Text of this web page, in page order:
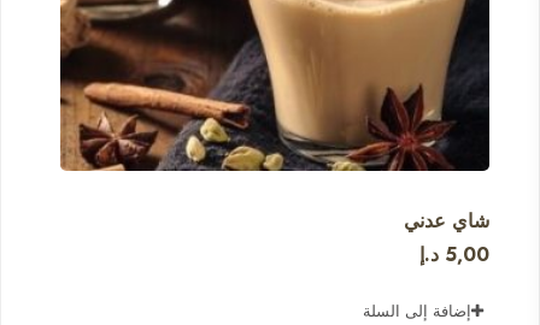
شاي عدني
5,00 د.إ
إضافة إلى السلة